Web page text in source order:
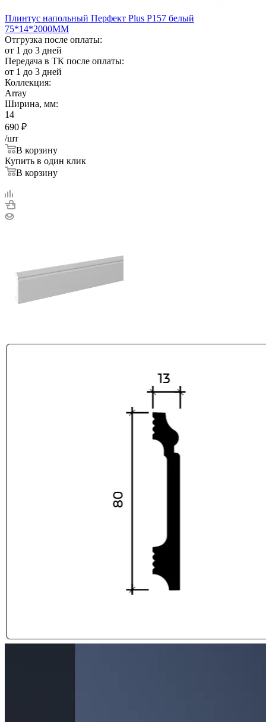
Плинтус напольный Перфект Plus Р157 белый
75*14*2000ММ
Отгрузка после оплаты:
от 1 до 3 дней
Передача в ТК после оплаты:
от 1 до 3 дней
Коллекция:
Array
Ширина, мм:
14
690 ₽
/шт
В корзину
Купить в один клик
В корзину